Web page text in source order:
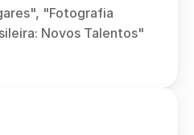
"Fotografia
Novos Talentos"